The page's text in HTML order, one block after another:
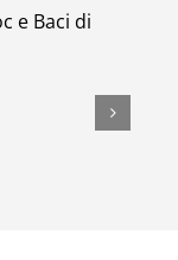
e Baci di